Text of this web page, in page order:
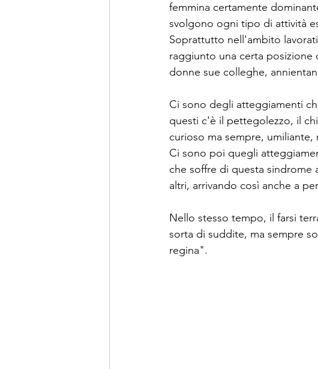
femmina certamente
svolgono ogni tipo di attività
Soprattutto nell'ambito
raggiunto una certa posizione
donne sue colleghe,
Ci sono degli atteggiamenti
questi c'è il pettegolezzo, il
curioso ma sempre,
Ci sono poi quegli
che soffre di questa sindrome
altri, arrivando così anche a
Nello stesso tempo, il farsi
sorta di suddite, ma sempre
regina".